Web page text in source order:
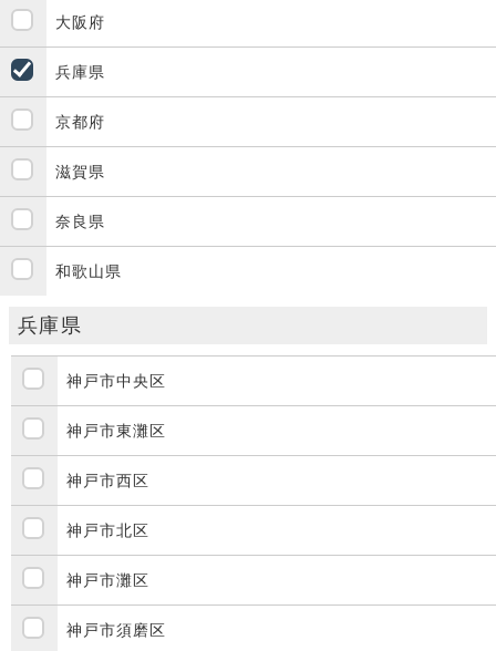
大阪府
兵庫県
京都府
滋賀県
奈良県
和歌山県
兵庫県
神戸市中央区
神戸市東灘区
神戸市西区
神戸市北区
神戸市灘区
神戸市須磨区